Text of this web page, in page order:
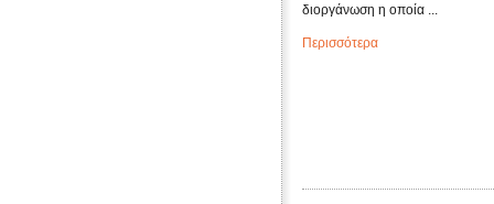
διοργάνωση η οποία ...
Περισσότερα